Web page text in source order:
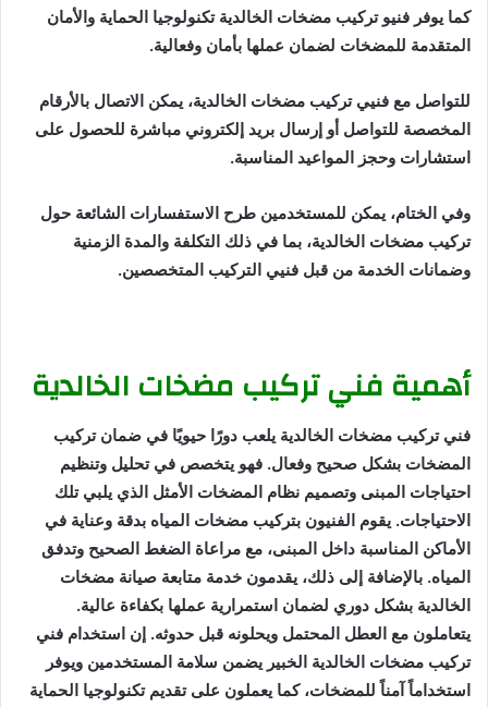
كما يوفر فنيو تركيب مضخات الخالدية تكنولوجيا الحماية والأمان
المتقدمة للمضخات لضمان عملها بأمان وفعالية.
للتواصل مع فنيي تركيب مضخات الخالدية، يمكن الاتصال بالأرقام
المخصصة للتواصل أو إرسال بريد إلكتروني مباشرة للحصول على
استشارات وحجز المواعيد المناسبة.
وفي الختام، يمكن للمستخدمين طرح الاستفسارات الشائعة حول
تركيب مضخات الخالدية، بما في ذلك التكلفة والمدة الزمنية
وضمانات الخدمة من قبل فنيي التركيب المتخصصين.
أهمية فني تركيب مضخات الخالدية
فني تركيب مضخات الخالدية يلعب دورًا حيويًا في ضمان تركيب
المضخات بشكل صحيح وفعال. فهو يتخصص في تحليل وتنظيم
احتياجات المبنى وتصميم نظام المضخات الأمثل الذي يلبي تلك
الاحتياجات. يقوم الفنيون بتركيب مضخات المياه بدقة وعناية في
الأماكن المناسبة داخل المبنى، مع مراعاة الضغط الصحيح وتدفق
المياه. بالإضافة إلى ذلك، يقدمون خدمة متابعة صيانة مضخات
الخالدية بشكل دوري لضمان استمرارية عملها بكفاءة عالية.
يتعاملون مع العطل المحتمل ويحلونه قبل حدوثه. إن استخدام فني
تركيب مضخات الخالدية الخبير يضمن سلامة المستخدمين ويوفر
استخداماً آمناً للمضخات، كما يعملون على تقديم تكنولوجيا الحماية